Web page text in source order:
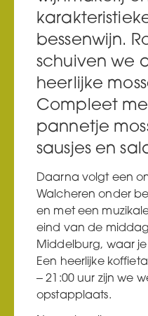
bessenwijn.
schuiven we
heerlijke
Compleet
pannetje
sausjes en
Daarna volgt een
Walcheren onder
en met een
eind van de
Middelburg, waar
Een heerlijke
– 21:00 uur zijn we
opstapplaats.